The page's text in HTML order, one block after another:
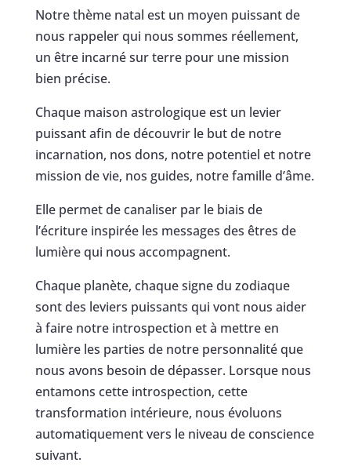
Notre thème natal est un moyen puissant de
nous rappeler qui nous sommes réellement,
un être incarné sur terre pour une mission
bien précise.
Chaque maison astrologique est un levier
puissant afin de découvrir le but de notre
incarnation, nos dons, notre potentiel et notre
mission de vie, nos guides, notre famille d’âme.
Elle permet de canaliser par le biais de
l’écriture inspirée les messages des êtres de
lumière qui nous accompagnent.
Chaque planète, chaque signe du zodiaque
sont des leviers puissants qui vont nous aider
à faire notre introspection et à mettre en
lumière les parties de notre personnalité que
nous avons besoin de dépasser. Lorsque nous
entamons cette introspection, cette
transformation intérieure, nous évoluons
automatiquement vers le niveau de conscience
suivant.